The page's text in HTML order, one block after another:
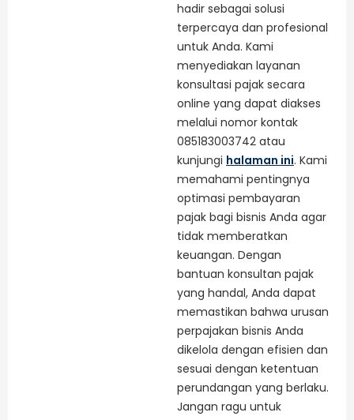
hadir sebagai solusi
terpercaya dan profesional
untuk Anda. Kami
menyediakan layanan
konsultasi pajak secara
online yang dapat diakses
melalui nomor kontak
085183003742 atau
kunjungi halaman ini. Kami
memahami pentingnya
optimasi pembayaran
pajak bagi bisnis Anda agar
tidak memberatkan
keuangan. Dengan
bantuan konsultan pajak
yang handal, Anda dapat
memastikan bahwa urusan
perpajakan bisnis Anda
dikelola dengan efisien dan
sesuai dengan ketentuan
perundangan yang berlaku.
Jangan ragu untuk